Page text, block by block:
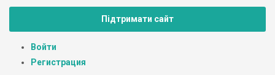
Підтримати сайт
Войти
Регистрация